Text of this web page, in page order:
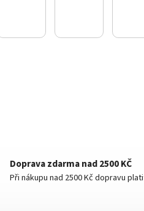
Doprava zdarma nad 2500 KČ
Při nákupu nad 2500 Kč dopravu